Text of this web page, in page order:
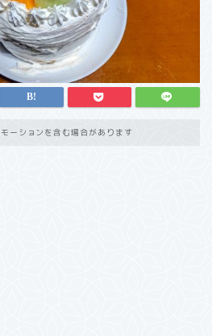
ーションを含む場合があります